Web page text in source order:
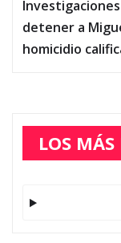
detener a
homicidio
LOS MÁS